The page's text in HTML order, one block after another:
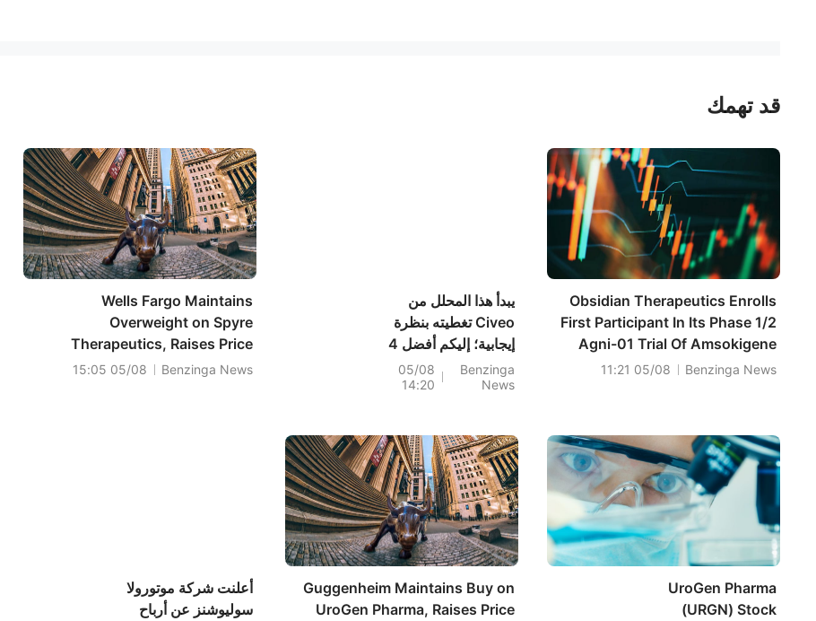
قد تهمك
Obsidian Therapeutics Enrolls
First Participant In Its Phase 1/2
Agni-01 Trial Of Amsokigene
Autoleucel To Treat Advanced
Benzinga News
05/08 11:21
يبدأ هذا المحلل من
Civeo تغطيته بنظرة
إيجابية؛ إليكم أفضل 4
عمليات تداول ليوم
الأربعاء
Benzinga
News
05/08
14:20
Wells Fargo Maintains
Overweight on Spyre
Therapeutics, Raises Price
Target to $115
Benzinga News
05/08 15:05
UroGen Pharma
(URGN) Stock
Guggenheim Maintains Buy on
UroGen Pharma, Raises Price
أعلنت شركة موتورولا
سوليوشنز عن أرباح